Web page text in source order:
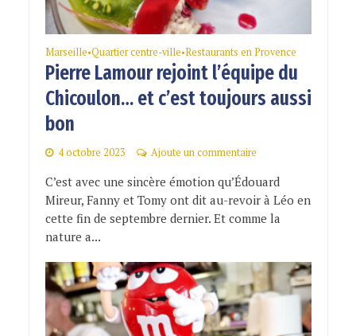
Marseille•Quartier centre-ville•Restaurants en Provence
Pierre Lamour rejoint l’équipe du
Chicoulon… et c’est toujours aussi
bon
4 octobre 2023 Ajoute un commentaire
C’est avec une sincère émotion qu’Édouard
Mireur, Fanny et Tomy ont dit au-revoir à Léo en
cette fin de septembre dernier. Et comme la
nature a...